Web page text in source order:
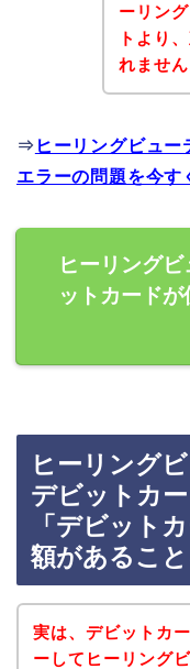
ーリン
トより
れません
⇒ ヒーリングビュ
エラーの問題を今す
ヒーリング
ットカード
ヒーリング
デビットカ
「デビット
額があること
実は、デビットカ
ーしてヒーリング